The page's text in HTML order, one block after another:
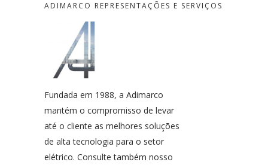
ADIMARCO REPRESENTAÇÕES E SERVIÇOS
Fundada em 1988, a Adimarco
mantém o compromisso de levar
até o cliente as melhores soluções
de alta tecnologia para o setor
elétrico. Consulte também nosso